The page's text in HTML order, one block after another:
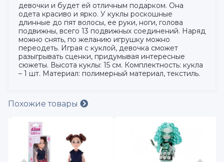
девочки и будет ей отличным подарком. Она
одета красиво и ярко. У куклы роскошные
длинные до пят волосы, ее руки, ноги, голова
подвижны, всего 13 подвижных соединений. Наряд
можно снять, по желанию игрушку можно
переодеть. Играя с куклой, девочка сможет
разыгрывать сценки, придумывая интересные
сюжеты. Высота куклы: 15 см. Комплектность: кукла
– 1 шт. Материал: полимерный материал, текстиль.
Похожие товары